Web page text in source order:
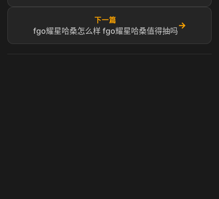
下一篇
fgo耀星哈桑怎么样 fgo耀星哈桑值得抽吗
→